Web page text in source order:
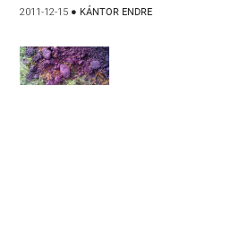
2011-12-15 ● KÁNTOR ENDRE